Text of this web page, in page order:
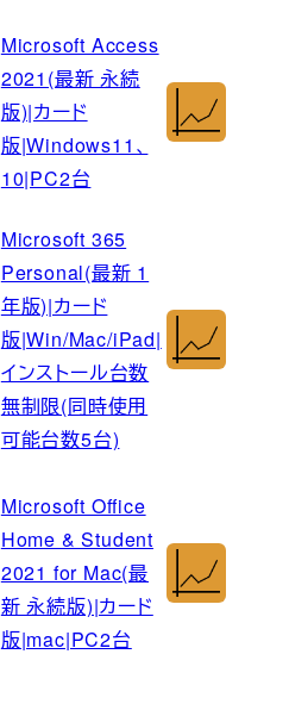
Microsoft Access
2021(最新 永続
版)|カード
版|Windows11、
10|PC2台
Microsoft 365
Personal(最新 1
年版)|カード
版|Win/Mac/iPad|
インストール台数
無制限(同時使用
可能台数5台)
Microsoft Office
Home & Student
2021 for Mac(最
新 永続版)|カード
版|mac|PC2台